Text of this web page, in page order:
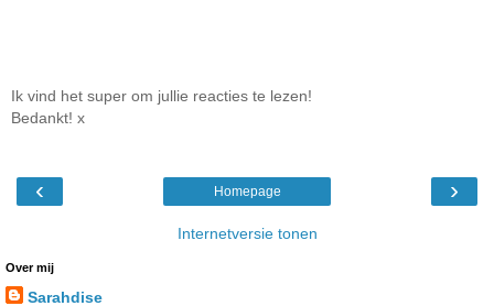
Ik vind het super om jullie reacties te lezen!
Bedankt! x
‹ ›
Homepage
Internetversie tonen
Over mij
Sarahdise